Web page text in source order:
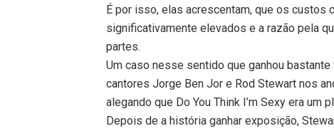
É por isso, elas acrescentam, que os custos
significativamente elevados e a razão pela
partes.
Um caso nesse sentido que ganhou
cantores Jorge Ben Jor e Rod Stewart nos
alegando que Do You Think I’m Sexy era um
Depois de a história ganhar exposição,